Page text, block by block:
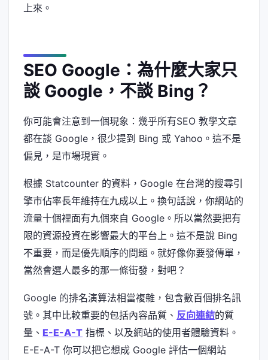
上來。
SEO Google：為什麼大家只
談 Google，不談 Bing？
你可能會注意到一個現象：幾乎所有SEO 教學文章
都在談 Google，很少提到 Bing 或 Yahoo。這不是
偏見，是市場現實。
根據 Statcounter 的資料，Google 在台灣的搜尋引
擎市佔率長年維持在九成以上。換句話說，你網站的
流量十個裡面有九個來自 Google。所以當然要把有
限的資源投資在影響最大的平台上。這不是說 Bing
不重要，而是優先順序的問題。就好像你要發傳單，
當然會選人最多的那一條街發，對吧？
Google 的排名演算法相當複雜，包含數百個排名訊
號。其中比較重要的包括內容品質、 反向連結的質
量、 E-E-A-T 指標、以及網站的使用者體驗資料。
E-E-A-T 你可以把它想成 Google 評估一個網站